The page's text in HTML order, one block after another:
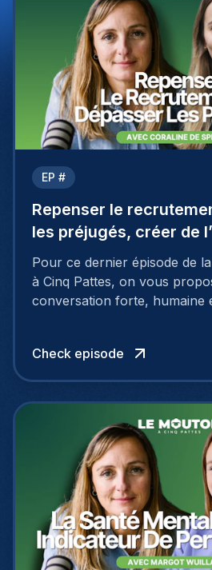
EP #
Repenser le
les préjugés, créer de
Coraline De Spirlet
Pour ce dernier épisode de
à Cinq Pattes, on vous
conversation forte, humaine
Check episode